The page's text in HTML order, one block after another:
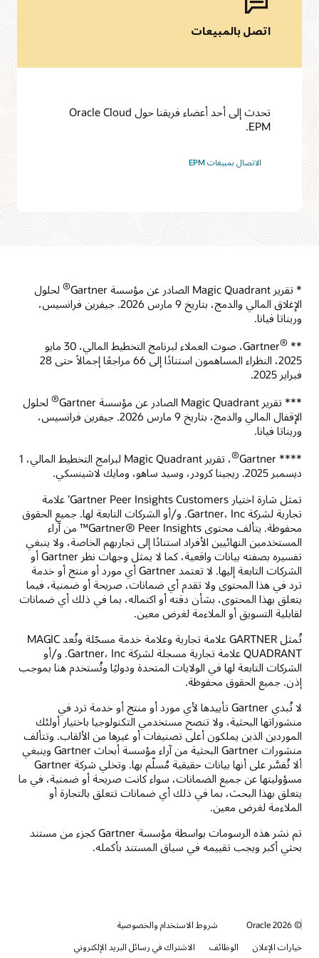
اتصل بالمبيعات
تحدث إلى أحد أعضاء فريقنا حول Oracle Cloud
EPM.
الاتصال بمبيعات EPM
* تقرير Magic Quadrant الصادر عن مؤسسة Gartner ® ؜ لحلول
الإغلاق المالي والدمج، بتاريخ 9 مارس 2026. جيفرين فرانسيس،
وريناتا فيانا.
** Gartner
®
‎، صوت العملاء لبرنامج التخطيط المالي، 30 مايو
2025، النظراء المساهمون استنادًا إلى 66 مراجعًا إجمالاً حتى 28
فبراير 2025.
*** تقرير Magic Quadrant الصادر عن مؤسسة Gartner
® ؜ لحلول
الإقفال المالي والدمج، بتاريخ 9 مارس 2026. جيفرين فرانسيس،
وريناتا فيانا.
**** Gartner
®
، تقرير Magic Quadrant لبرامج التخطيط المالي، 1
ديسمبر 2025. ريجينا كرودر، وسيد ساهو، ومايك لاشينسكي.
تمثل شارة اختيار Gartner Peer Insights Customers’ علامة
تجارية لشركة Gartner، Inc. و/أو الشركات التابعة لها. جميع الحقوق
محفوظة. يتألف محتوى Gartner® Peer Insights™ من آراء
المستخدمين النهائيين الأفراد استنادًا إلى تجاربهم الخاصة، ولا ينبغي
تفسيره بصفته بيانات واقعية، كما لا يمثل وجهات نظر Gartner أو
الشركات التابعة إليها. لا تعتمد Gartner أي مورد أو منتج أو خدمة
ترد في هذا المحتوى ولا تقدم أي ضمانات، صريحة أو ضمنية، فيما
يتعلق بهذا المحتوى، بشأن دقته أو اكتماله، بما في ذلك أي ضمانات
لقابلية التسويق أو الملاءمة لغرض معين.
تُمثل GARTNER علامة تجارية وعلامة خدمة مسجّلة وتُعد MAGIC
QUADRANT علامة تجارية مسجلة لشركة Gartner، Inc. و/أو
الشركات التابعة لها في الولايات المتحدة ودوليًا وتُستخدم هنا بموجب
إذن. جميع الحقوق محفوظة.
‏‫لا تُبدي Gartner تأييدها لأي مورد أو منتج أو خدمة ترد في
منشوراتها البحثية، ولا تنصح مستخدمي التكنولوجيا باختيار أولئك
الموردين الذين يملكون أعلى تصنيفات أو غيرها من الألقاب.‬ وتتألف
منشورات Gartner البحثية من آراء مؤسسة أبحاث Gartner وينبغي
ألا تُفسَّر على أنها بيانات حقيقية مُسلّم بها. وتخلي شركة Gartner
مسؤوليتها عن جميع الضمانات، سواء كانت صريحة أو ضمنية، في ما
يتعلق بهذا البحث، بما في ذلك أي ضمانات تتعلق بالتجارة أو
الملاءمة لغرض معين.
تم نشر هذه الرسومات بواسطة مؤسسة Gartner كجزء من مستند
بحثي أكبر ويجب تقييمه في سياق المستند بأكمله.‬
© 2026 Oracle
شروط الاستخدام والخصوصية
خيارات الإعلان
الوظائف الاشتراك في رسائل البريد الإلكتروني